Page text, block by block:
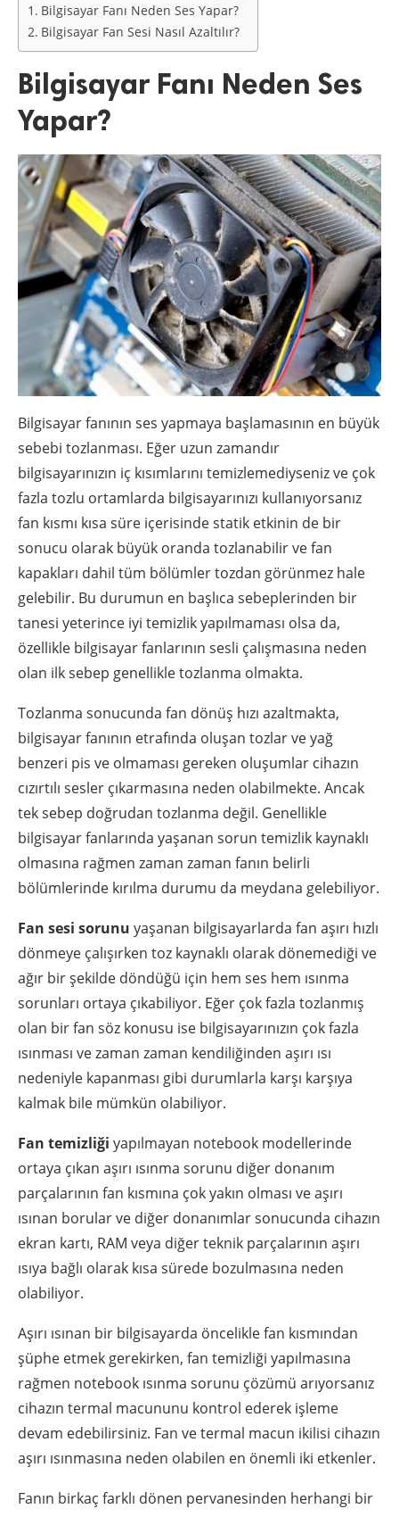
Bilgisayar Fanı Neden Ses Yapar?
Bilgisayar Fan Sesi Nasıl Azaltılır?
Bilgisayar Fanı Neden Ses
Yapar?
Bilgisayar fanının ses yapmaya başlamasının en büyük
sebebi tozlanması. Eğer uzun zamandır
bilgisayarınızın iç kısımlarını temizlemediyseniz ve çok
fazla tozlu ortamlarda bilgisayarınızı kullanıyorsanız
fan kısmı kısa süre içerisinde statik etkinin de bir
sonucu olarak büyük oranda tozlanabilir ve fan
kapakları dahil tüm bölümler tozdan görünmez hale
gelebilir. Bu durumun en başlıca sebeplerinden bir
tanesi yeterince iyi temizlik yapılmaması olsa da,
özellikle bilgisayar fanlarının sesli çalışmasına neden
olan ilk sebep genellikle tozlanma olmakta.
Tozlanma sonucunda fan dönüş hızı azaltmakta,
bilgisayar fanının etrafında oluşan tozlar ve yağ
benzeri pis ve olmaması gereken oluşumlar cihazın
cızırtılı sesler çıkarmasına neden olabilmekte. Ancak
tek sebep doğrudan tozlanma değil. Genellikle
bilgisayar fanlarında yaşanan sorun temizlik kaynaklı
olmasına rağmen zaman zaman fanın belirli
bölümlerinde kırılma durumu da meydana gelebiliyor.
Fan sesi sorunu yaşanan bilgisayarlarda fan aşırı hızlı
dönmeye çalışırken toz kaynaklı olarak dönemediği ve
ağır bir şekilde döndüğü için hem ses hem ısınma
sorunları ortaya çıkabiliyor. Eğer çok fazla tozlanmış
olan bir fan söz konusu ise bilgisayarınızın çok fazla
ısınması ve zaman zaman kendiliğinden aşırı ısı
nedeniyle kapanması gibi durumlarla karşı karşıya
kalmak bile mümkün olabiliyor.
Fan temizliği yapılmayan notebook modellerinde
ortaya çıkan aşırı ısınma sorunu diğer donanım
parçalarının fan kısmına çok yakın olması ve aşırı
ısınan borular ve diğer donanımlar sonucunda cihazın
ekran kartı, RAM veya diğer teknik parçalarının aşırı
ısıya bağlı olarak kısa sürede bozulmasına neden
olabiliyor.
Aşırı ısınan bir bilgisayarda öncelikle fan kısmından
şüphe etmek gerekirken, fan temizliği yapılmasına
rağmen notebook ısınma sorunu çözümü arıyorsanız
cihazın termal macununu kontrol ederek işleme
devam edebilirsiniz. Fan ve termal macun ikilisi cihazın
aşırı ısınmasına neden olabilen en önemli iki etkenler.
Fanın birkaç farklı dönen pervanesinden herhangi bir